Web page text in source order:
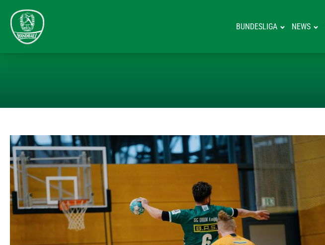
BUNDESLIGA NEWS